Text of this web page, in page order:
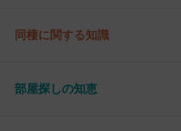
同棲に関する知識
部屋探しの知恵